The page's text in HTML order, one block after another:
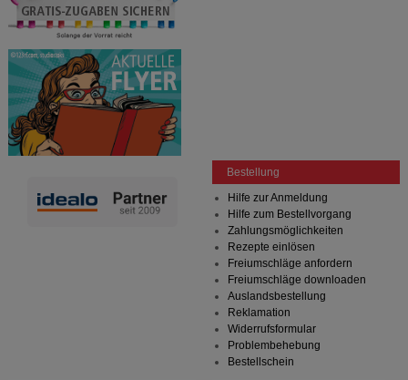
Bestellung
Hilfe zur Anmeldung
Hilfe zum Bestellvorgang
Zahlungsmöglichkeiten
Rezepte einlösen
Freiumschläge anfordern
Freiumschläge downloaden
Auslandsbestellung
Reklamation
Widerrufsformular
Problembehebung
Bestellschein